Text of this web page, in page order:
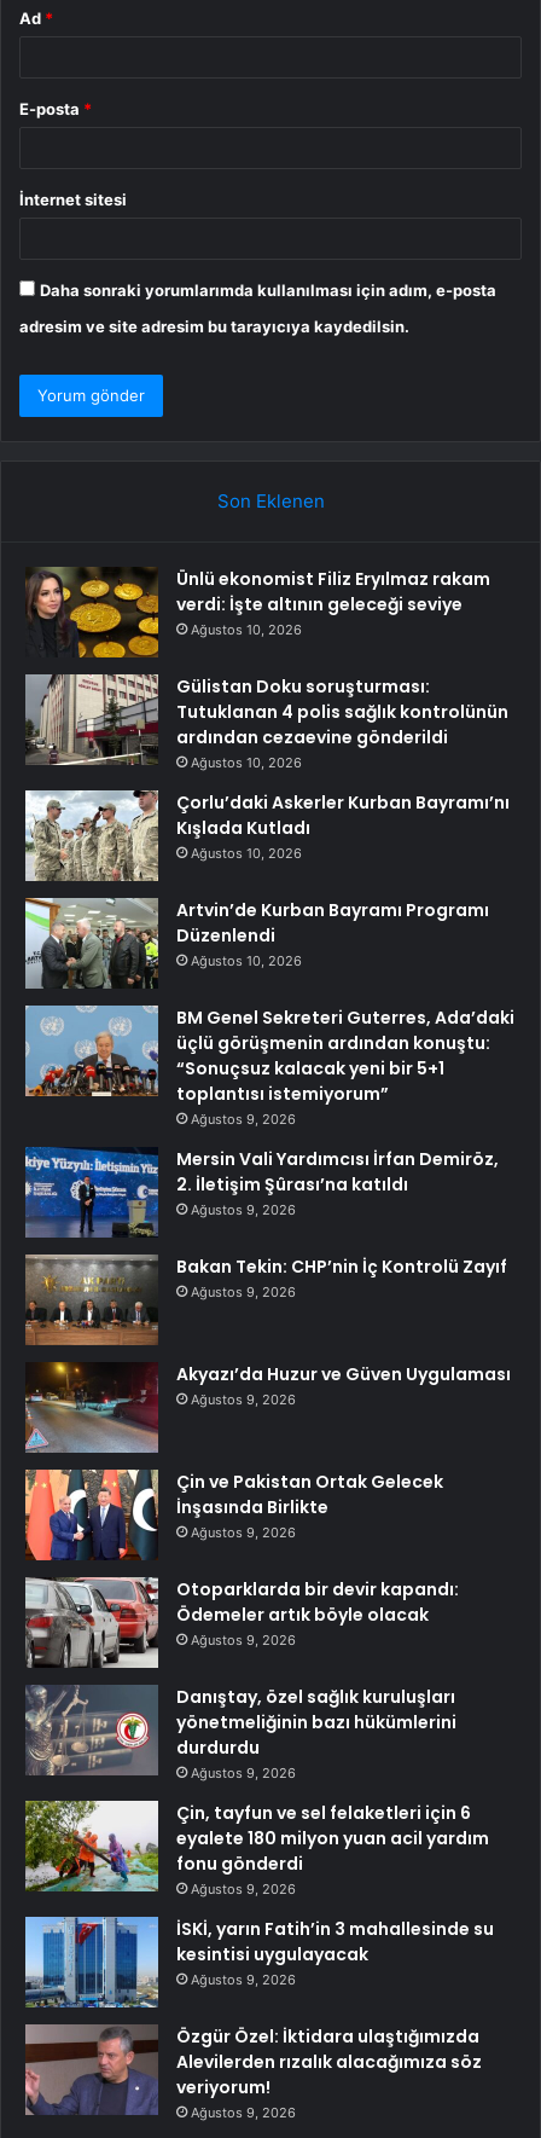
Ad *
E-posta *
İnternet sitesi
Daha sonraki yorumlarımda kullanılması için adım, e-posta
adresim ve site adresim bu tarayıcıya kaydedilsin.
Son Eklenen
Ünlü ekonomist Filiz Eryılmaz rakam
verdi: İşte altının geleceği seviye
Ağustos 10, 2026
Gülistan Doku soruşturması:
Tutuklanan 4 polis sağlık kontrolünün
ardından cezaevine gönderildi
Ağustos 10, 2026
Çorlu’daki Askerler Kurban Bayramı’nı
Kışlada Kutladı
Ağustos 10, 2026
Artvin’de Kurban Bayramı Programı
Düzenlendi
Ağustos 10, 2026
BM Genel Sekreteri Guterres, Ada’daki
üçlü görüşmenin ardından konuştu:
“Sonuçsuz kalacak yeni bir 5+1
toplantısı istemiyorum”
Ağustos 9, 2026
Mersin Vali Yardımcısı İrfan Demiröz,
2. İletişim Şûrası’na katıldı
Ağustos 9, 2026
Bakan Tekin: CHP’nin İç Kontrolü Zayıf
Ağustos 9, 2026
Akyazı’da Huzur ve Güven Uygulaması
Ağustos 9, 2026
Çin ve Pakistan Ortak Gelecek
İnşasında Birlikte
Ağustos 9, 2026
Otoparklarda bir devir kapandı:
Ödemeler artık böyle olacak
Ağustos 9, 2026
Danıştay, özel sağlık kuruluşları
yönetmeliğinin bazı hükümlerini
durdurdu
Ağustos 9, 2026
Çin, tayfun ve sel felaketleri için 6
eyalete 180 milyon yuan acil yardım
fonu gönderdi
Ağustos 9, 2026
İSKİ, yarın Fatih’in 3 mahallesinde su
kesintisi uygulayacak
Ağustos 9, 2026
Özgür Özel: İktidara ulaştığımızda
Alevilerden rızalık alacağımıza söz
veriyorum!
Ağustos 9, 2026